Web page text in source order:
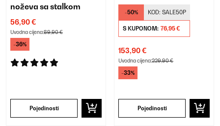
noževa sa stalkom
56,90 €
Uvodna cijena:89,90 €
-36%
Pojedinosti
-50% KOD: SALE50P
S KUPONOM: 76,95 €
153,90 €
Uvodna cijena:229,90 €
-33%
Pojedinosti